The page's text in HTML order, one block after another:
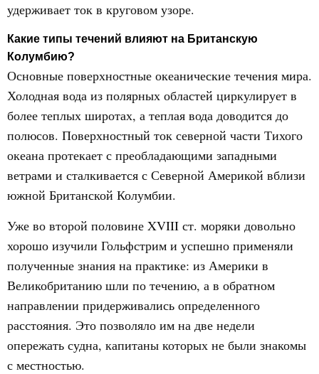
удерживает ток в круговом узоре.
Какие типы течений влияют на Британскую
Колумбию?
Основные поверхностные океанические течения мира.
Холодная вода из полярных областей циркулирует в
более теплых широтах, а теплая вода доводится до
полюсов. Поверхностный ток северной части Тихого
океана протекает с преобладающими западными
ветрами и сталкивается с Северной Америкой вблизи
южной Британской Колумбии.
Уже во второй половине XVIII ст. моряки довольно
хорошо изучили Гольфстрим и успешно применяли
полученные знания на практике: из Америки в
Великобританию шли по течению, а в обратном
направлении придерживались определенного
расстояния. Это позволяло им на две недели
опережать судна, капитаны которых не были знакомы
с местностью.